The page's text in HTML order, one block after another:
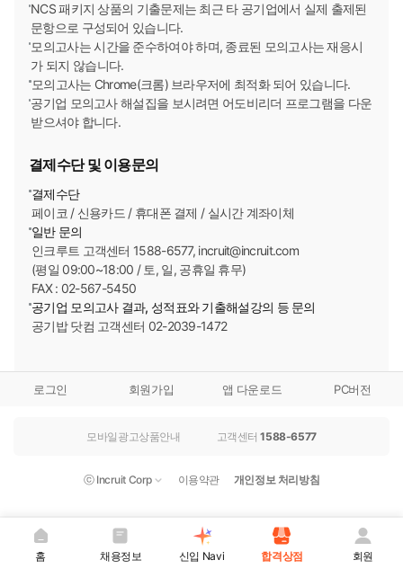
한국장학재단
한국재정정보원
한국전력공사
한국중부발전㈜
한국지역난방공사 [2026년 하반기 채용시작]
한국해양과학기술원 [2026년 하반기 채용시작]
한국환경연구원
한전KDN
NCS 패키지 상품의 기출문제는 최근 타 공기업에서 실제 출제된
문항으로 구성되어 있습니다.
모의고사는 시간을 준수하여야 하며, 종료된 모의고사는 재응시
가 되지 않습니다.
모의고사는 Chrome(크롬) 브라우저에 최적화 되어 있습니다.
공기업 모의고사 해설집을 보시려면 어도비리더 프로그램을 다운
받으셔야 합니다.
결제수단 및 이용문의
결제수단
페이코 / 신용카드 / 휴대폰 결제 / 실시간 계좌이체
일반 문의
인크루트 고객센터 1588-6577, incruit@incruit.com
(평일 09:00~18:00 / 토, 일, 공휴일 휴무)
FAX : 02-567-5450
공기업 모의고사 결과, 성적표와 기출해설강의 등 문의
공기밥 닷컴 고객센터 02-2039-1472
로그인 회원가입 앱 다운로드 PC버전
모바일광고상품안내 고객센터1588-6577
ⓒ Incruit Corp 이용약관 개인정보 처리방침
홈 채용정보 신입 Navi 합격상점 회원